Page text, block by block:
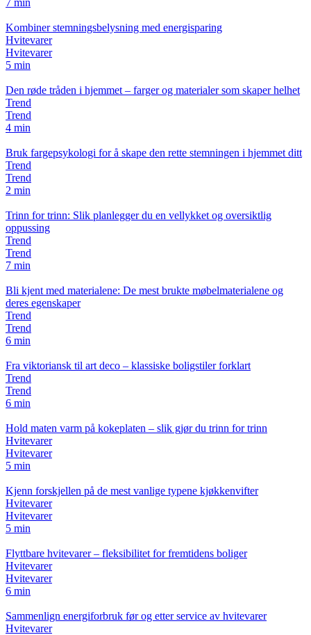
Kombiner stemningsbelysning med energisparing
Hvitevarer
Hvitevarer
5 min
Den røde tråden i hjemmet – farger og materialer som skaper helhet
Trend
Trend
4 min
Bruk fargepsykologi for å skape den rette stemningen i hjemmet ditt
Trend
Trend
2 min
Trinn for trinn: Slik planlegger du en vellykket og oversiktlig
oppussing
Trend
Trend
7 min
Bli kjent med materialene: De mest brukte møbelmaterialene og
deres egenskaper
Trend
Trend
6 min
Fra viktoriansk til art deco – klassiske boligstiler forklart
Trend
Trend
6 min
Hold maten varm på kokeplaten – slik gjør du trinn for trinn
Hvitevarer
Hvitevarer
5 min
Kjenn forskjellen på de mest vanlige typene kjøkkenvifter
Hvitevarer
Hvitevarer
5 min
Flyttbare hvitevarer – fleksibilitet for fremtidens boliger
Hvitevarer
Hvitevarer
6 min
Sammenlign energiforbruk før og etter service av hvitevarer
Hvitevarer